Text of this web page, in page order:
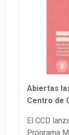
Abiertas
Centro de
El CCD
Programa